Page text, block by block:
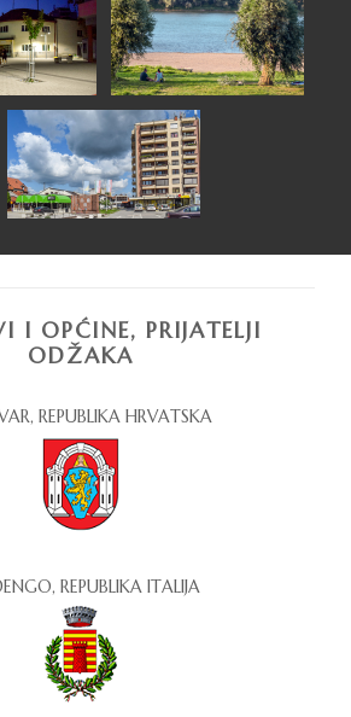
I OPĆINE, PRIJATELJI
ODŽAKA
REPUBLIKA HRVATSKA
REPUBLIKA ITALIJA